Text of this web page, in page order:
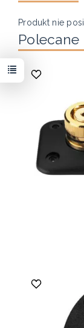
Produkt nie